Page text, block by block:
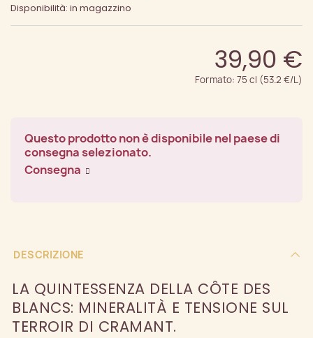
Disponibilità: in magazzino
39,90 €
Formato: 75 cl (53.2 €/L)
Questo prodotto non è disponibile nel paese di
consegna selezionato.
Consegna
DESCRIZIONE
LA QUINTESSENZA DELLA CÔTE DES
BLANCS: MINERALITÀ E TENSIONE SUL
TERROIR DI CRAMANT.